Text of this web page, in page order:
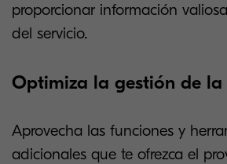
proporcionar información
del servicio.
Optimiza la gestión de la
Aprovecha las funciones y
adicionales que te ofrezca el